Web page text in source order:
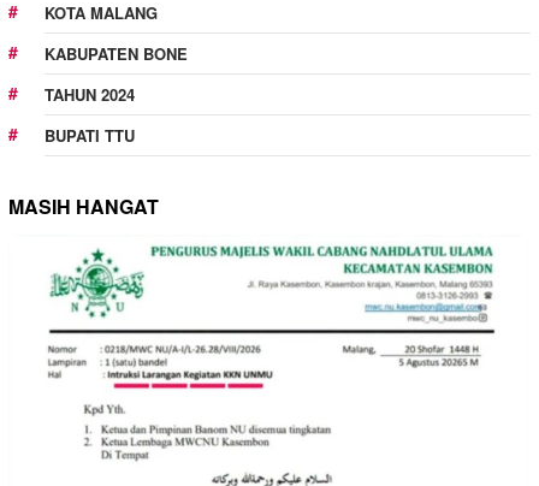
KOTA MALANG
KABUPATEN BONE
TAHUN 2024
BUPATI TTU
MASIH HANGAT